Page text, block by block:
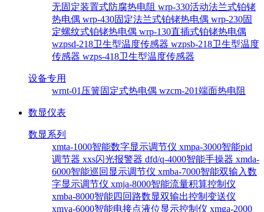
无固定装置式防腐热电阻 wrp-330活动法兰式铂铑
热电偶 wrp-430固定法兰式铂铑热电偶 wrp-230固
定螺纹式铂铑热电偶 wrp-130直插式铂铑热电偶
wzpsd-218卫生型温度传感器 wzpsb-218卫生型温度
传感器 wzps-418卫生型温度传感器
设备专用
wrnt-01压簧固定式热电偶 wzcm-201端面热电阻
数显仪表
数显系列
xmta-1000智能数字显示调节仪 xmpa-3000智能pid
调节器 xxs闪光报警器 dfd/q-4000智能手操器 xmda-
6000智能巡回显示调节仪 xmba-7000智能双输入数
字显示调节仪 xmja-8000智能流量积算控制仪
xmba-8000智能四回路数显双输出控制变送仪
xmya-6000智能电接点液位显示控制仪 xmga-2000